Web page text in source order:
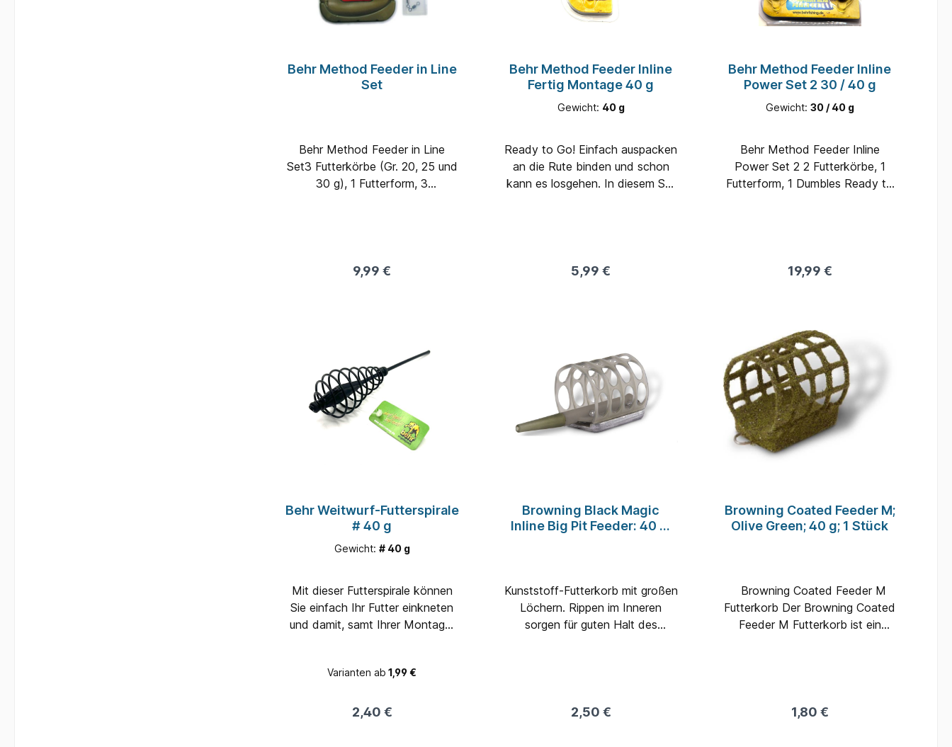
Behr Method Feeder in Line
Set
Behr Method Feeder in Line
Set3 Futterkörbe (Gr. 20, 25 und
30 g), 1 Futterform, 3
Futterform mit
9,99 €
Behr Method Feeder Inline
Fertig Montage 40 g
Gewicht: 40 g
Ready to Go! Einfach auspacken
an die Rute binden und schon
kann es losgehen. In diesem Set
5,99 €
Behr Method Feeder Inline
Power Set 2 30 / 40 g
Gewicht: 30 / 40 g
Behr Method Feeder Inline
Power Set 2 2 Futterkörbe, 1
Futterform, 1 Dumbles Ready to
19,99 €
Behr Weitwurf-Futterspirale
# 40 g
Gewicht: # 40 g
Mit dieser Futterspirale können
Sie einfach Ihr Futter einkneten
und damit, samt Ihrer Montage,
Varianten ab 1,99 €
2,40 €
Browning Black Magic
Inline Big Pit Feeder: 40 g;
Kunststoff-Futterkorb mit großen
Löchern. Rippen im Inneren
sorgen für guten Halt des
2,50 €
Browning Coated Feeder M;
Olive Green; 40 g; 1 Stück
Futterkorb Der Browning Coated
Feeder M Futterkorb ist ein
wie möglich zu sein.Größe:
1,80 €